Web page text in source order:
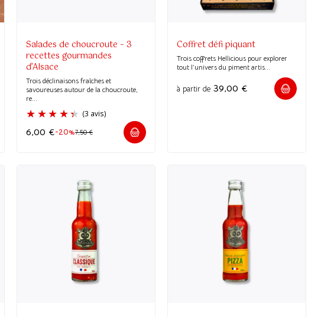
Salades de choucroute – 3
recettes gourmandes
d’Alsace
Trois déclinaisons fraîches et
savoureuses autour de la choucroute,
re...
-20%7,50€
6,00 €
Coffret défi piquant
Trois coffrets Hellicious pour explorer
tout l’univers du piment artis...
à partir de 39,00 €